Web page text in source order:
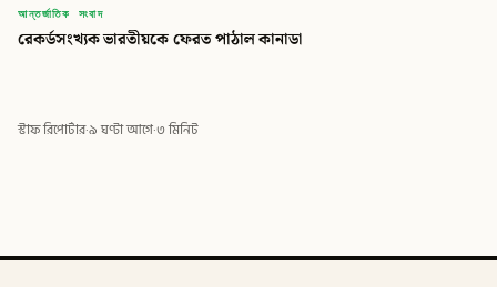
আন্তর্জাতিক সংবাদ
রেকর্ডসংখ্যক ভারতীয়কে ফেরত পাঠাল কানাডা
স্টাফ রিপোর্টার·৯ ঘণ্টা আগে·৩ মিনিট